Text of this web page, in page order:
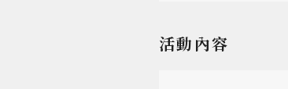
活動內容